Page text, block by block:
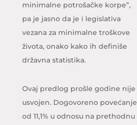
minimalne potrošačke korpe”,
pa je jasno da je i legislativa
vezana za minimalne troškove
života, onako kako ih definiše
državna statistika.
Ovaj predlog prošle godine nije
usvojen. Dogovoreno povećanje
od 11,1% u odnosu na prethodnu